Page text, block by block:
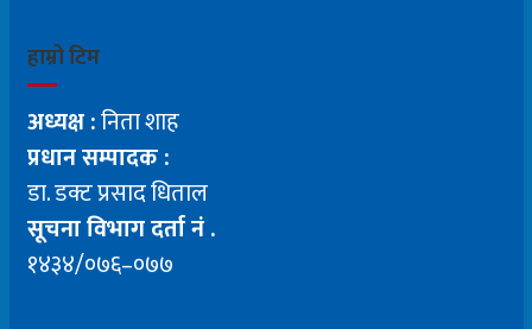
हाम्रो टिम
अध्यक्ष :निता शाह
प्रधान सम्पादक :
डा. डक्ट प्रसाद धिताल
सूचना विभाग दर्ता नं .
१४३४/०७६–०७७